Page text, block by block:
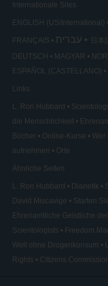
Internationale Sites
ENGLISH (US/International)
FRANÇAIS עברית 日本
DEUTSCH
MAGYAR
ESPAÑOL (CASTELLANO)
Links
L. Ron Hubbard
die Menschlichkeit
Bücher
Online-Kurse Wer
aufnehmen
Orte
Ähnliche Seiten
L. Ron Hubbard Dianetik
David Miscavige
Starten
Ehrenamtliche Geistliche
Scientologists
Freedom
Welt ohne Drogenkonsum
Rights
Citizens